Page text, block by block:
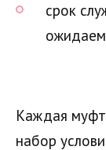
срок
Каждая
набор